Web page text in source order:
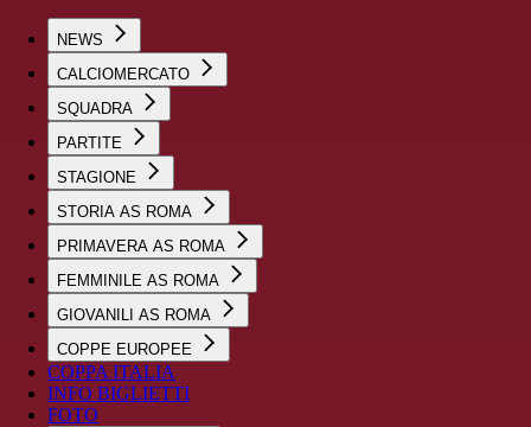
NEWS
CALCIOMERCATO
SQUADRA
PARTITE
STAGIONE
STORIA AS ROMA
PRIMAVERA AS ROMA
FEMMINILE AS ROMA
GIOVANILI AS ROMA
COPPE EUROPEE
COPPA ITALIA
INFO BIGLIETTI
FOTO